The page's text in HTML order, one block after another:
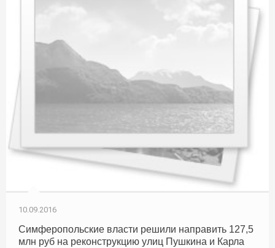
10.09.2016
Симферопольские власти решили направить 127,5
млн руб на реконструкцию улиц Пушкина и Карла